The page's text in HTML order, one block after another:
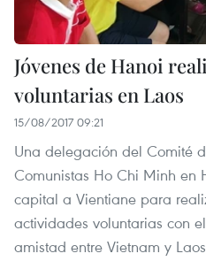
Jóvenes de Hanoi
voluntarias en Laos
15/08/2017 09:21
Una delegación del Comité
Comunistas Ho Chi Minh en
capital a Vientiane para
actividades voluntarias con
amistad entre Vietnam y